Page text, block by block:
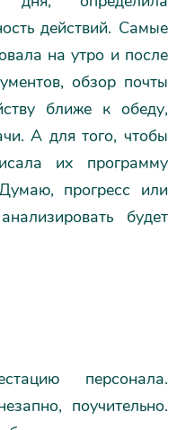
действий. Самые
на утро и после
обзор почты
ближе к обеду,
А для того, чтобы
их программу
прогресс или
будет
персонала.
поучительно.